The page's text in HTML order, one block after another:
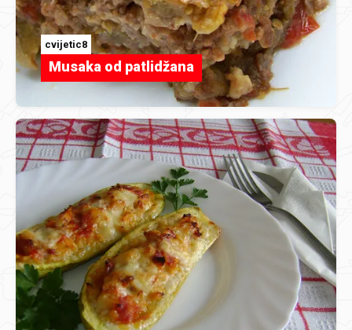
cvijetic8
Musaka od patlidžana